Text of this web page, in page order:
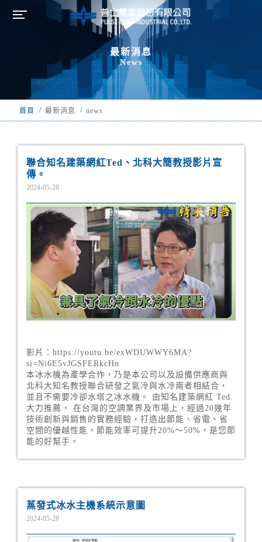
最新消息
News
首頁 / 最新消息 / news
2024-05-28
聯合知名建築網紅Ted、北科大簡教授影片宣
傳。
影片：https://youtu.be/exWDUWWY6MA?
si=Ni6E5vJGSFERkcHn
本冰水機為產學合作，乃是本公司以及設備供應商與
北科大知名教授聯合研發之氣冷與水冷兩者相結合，
並且不需要冷卻水塔之冰水機。 由知名建築網紅 Ted
大力推薦， 在台灣的空調業界及市場上，經過20幾年
技術創新與銷售的實務經驗，打造出節能、省電、省
空間的優越性能，節能效率可提升20%～50%，是您節
能的好幫手。
2024-05-28
蒸發式冰水主機系統示意圖